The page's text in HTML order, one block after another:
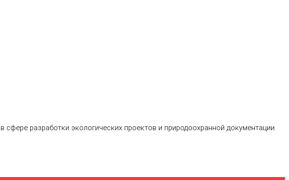
разработки экологических проектов и природоохранной документации.